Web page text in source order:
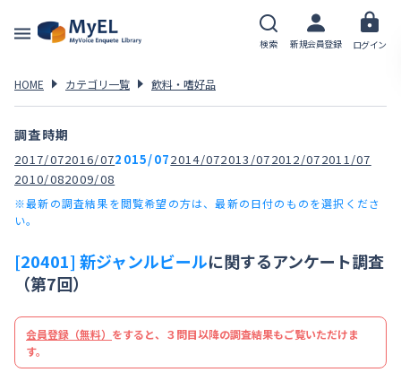
検索 新規会員登録 ログイン
HOME カテゴリ一覧 飲料・嗜好品
調査時期
2017/072016/072015/072014/072013/072012/072011/07
2010/082009/08
※最新の調査結果を閲覧希望の方は、最新の日付のものを選択くださ
い。
[20401] 新ジャンルビールに関するアンケート調査
（第7回）
会員登録（無料） をすると、３問目以降の調査結果もご覧いただけま
す。